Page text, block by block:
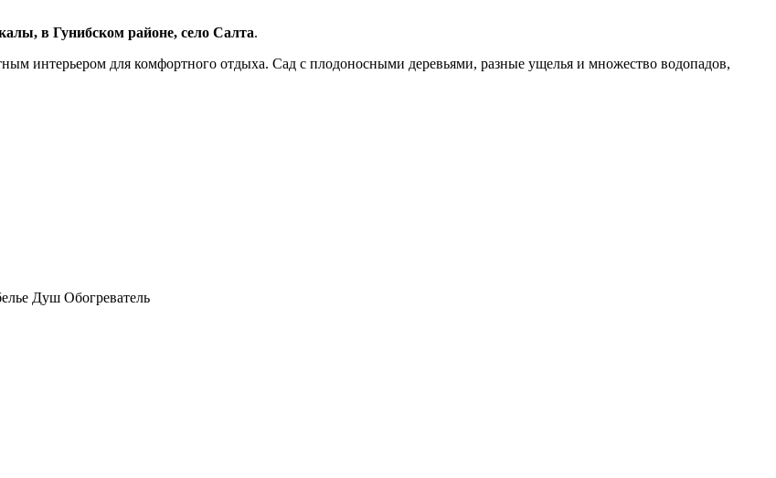
в Гунибском районе, село Салта.
интерьером для комфортного отдыха. Сад с плодоносными деревьями, разные ущелья и множество водопадов,
Душ Обогреватель